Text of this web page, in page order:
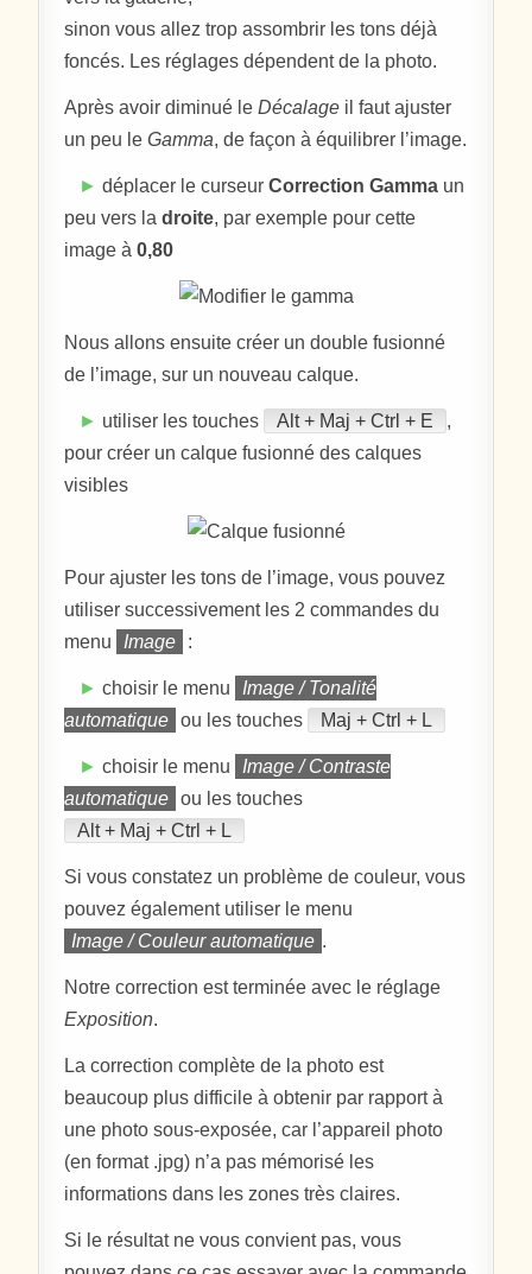
sinon vous allez trop assombrir les tons déjà
foncés. Les réglages dépendent de la photo.
Après avoir diminué leDécalage il faut ajuster
un peu leGamma, de façon à équilibrer l’image.
► déplacer le curseurCorrection Gamma un
peu vers ladroite, par exemple pour cette
image à0,80
Nous allons ensuite créer un double fusionné
de l’image, sur un nouveau calque.
► utiliser les touches Alt + Maj + Ctrl + E
,
pour créer un calque fusionné des calques
visibles
Pour ajuster les tons de l’image, vous pouvez
utiliser successivement les 2 commandes du
menu
Image :
► choisir le menu
Image / Tonalité
automatique ou les touches Maj + Ctrl + L
► choisir le menu
Image / Contraste
automatique ou les touches
Alt + Maj + Ctrl + L
Si vous constatez un problème de couleur, vous
pouvez également utiliser le menu
Image / Couleur automatique .
Notre correction est terminée avec le réglage
Exposition.
La correction complète de la photo est
beaucoup plus difficile à obtenir par rapport à
une photo sous-exposée, car l’appareil photo
(en format .jpg) n’a pas mémorisé les
informations dans les zones très claires.
Si le résultat ne vous convient pas, vous